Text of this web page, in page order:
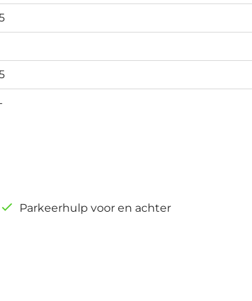
-
Parkeerhulp voor en achter